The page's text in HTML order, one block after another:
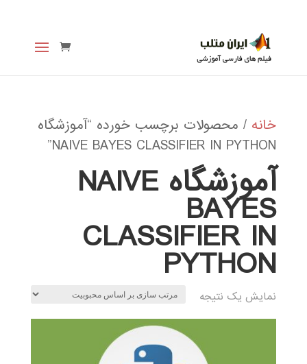
خانه / محصولات برچسب خورده “آموزشگاه
NAIVE BAYES CLASSIFIER IN PYTHON”
آموزشگاه NAIVE
BAYES
CLASSIFIER IN
PYTHON
نمایش یک نتیجه